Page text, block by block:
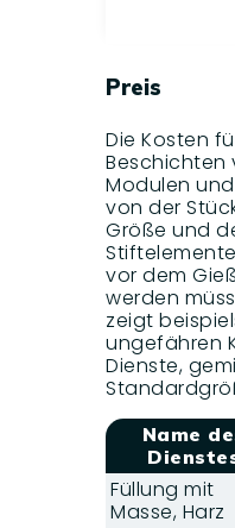
Preis
Die Kosten
Beschichten
Modulen
von der
Größe und
vor dem
werden
zeigt
ungefähren
Dienste,
Name
Füllung mit
Masse, Harz